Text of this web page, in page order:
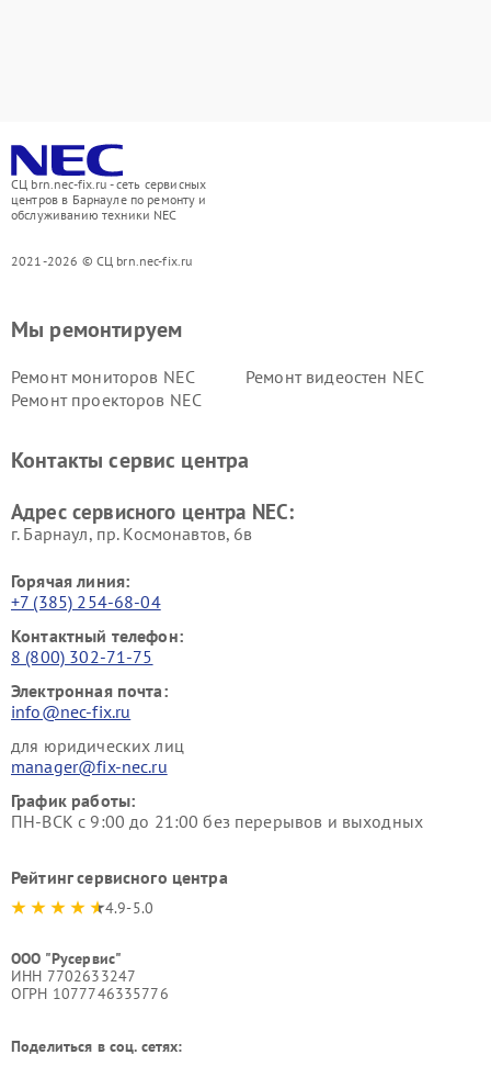
СЦ brn.nec-fix.ru - сеть сервисных
центров в Барнауле по ремонту и
обслуживанию техники NEC
2021-2026 © СЦ brn.nec-fix.ru
Мы ремонтируем
Ремонт мониторов NEC
Ремонт видеостен NEC
Ремонт проекторов NEC
Контакты сервис центра
Адрес сервисного центра NEC:
г. Барнаул, ​пр. Космонавтов, 6в
Горячая линия:
+7 (385) 254-68-04
Контактный телефон:
8 (800) 302-71-75
Электронная почта:
info@nec-fix.ru
для юридических лиц
manager@fix-nec.ru
График работы:
ПН-ВСК с 9:00 до 21:00 без перерывов и выходных
Рейтинг сервисного центра
4.9-5.0
ООО "Русервис"
ИНН 7702633247
ОГРН 1077746335776
Поделиться в соц. сетях: